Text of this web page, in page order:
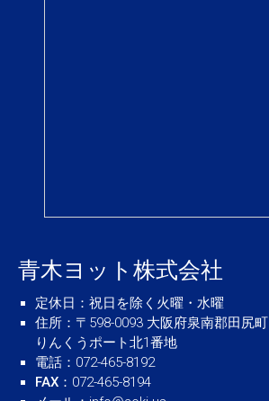
青木ヨット株式会社
定休日 ：祝日を除く火曜・水曜
住所 ：〒598-0093 大阪府泉南郡田尻町
りんくうポート北1番地
電話 ：072-465-8192
FAX ：072-465-8194